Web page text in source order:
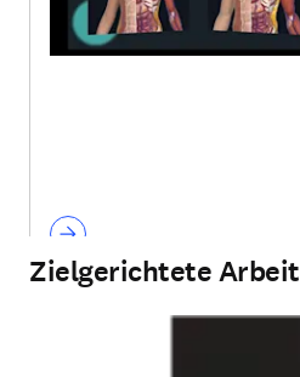
Zielgerichtete Arbeit